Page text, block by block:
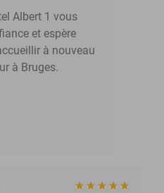
Albert 1 vous
et espère
à nouveau
à Bruges.